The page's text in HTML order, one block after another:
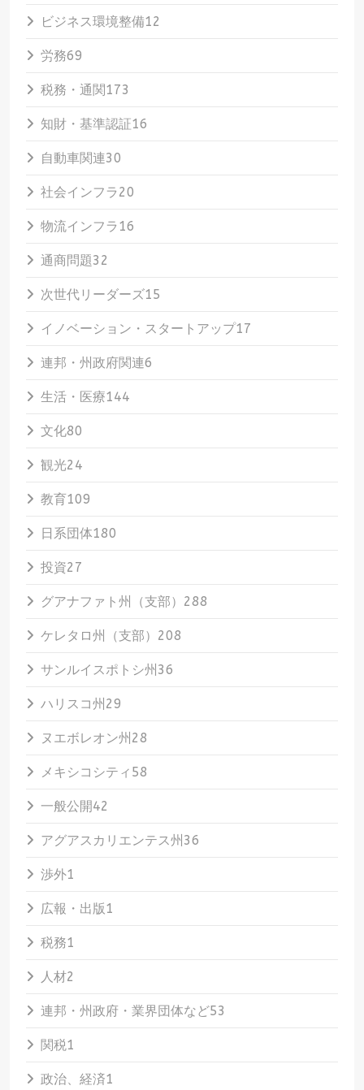
ビジネス環境整備12
労務69
税務・通関173
知財・基準認証16
自動車関連30
社会インフラ20
物流インフラ16
通商問題32
次世代リーダーズ15
イノベーション・スタートアップ17
連邦・州政府関連6
生活・医療144
文化80
観光24
教育109
日系団体180
投資27
グアナファト州（支部） 288
ケレタロ州（支部） 208
サンルイスポトシ州 36
ハリスコ州 29
ヌエボレオン州 28
メキシコシティ 58
一般公開42
アグアスカリエンテス州 36
渉外1
広報・出版1
税務1
人材2
連邦・州政府・業界団体など53
関税1
政治、経済1